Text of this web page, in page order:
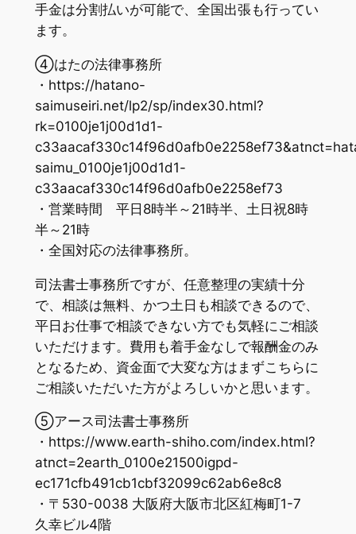
手金は分割払いが可能で、全国出張も行ってい
ます。
④はたの法律事務所
・https://hatano-
saimuseiri.net/lp2/sp/index30.html?
rk=0100je1j00d1d1-
saimu_0100je1j00d1d1-
c33aacaf330c14f96d0afb0e2258ef73
・営業時間 平日8時半～21時半、土日祝8時
半～21時
・全国対応の法律事務所。
司法書士事務所ですが、任意整理の実績十分
で、相談は無料、かつ土日も相談できるので、
平日お仕事で相談できない方でも気軽にご相談
いただけます。費用も着手金なしで報酬金のみ
となるため、資金面で大変な方はまずこちらに
ご相談いただいた方がよろしいかと思います。
⑤アース司法書士事務所
・https://www.earth-shiho.com/index.html?
atnct=2earth_0100e21500igpd-
ec171cfb491cb1cbf32099c62ab6e8c8
・〒530-0038 大阪府大阪市北区紅梅町1-7
久幸ビル4階